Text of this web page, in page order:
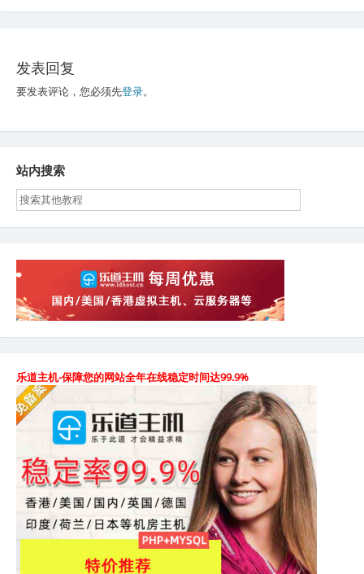
导
发表回复
要发表评论，您必须先登录。
站内搜索
乐道主机-保障您的网站全年在线稳定时间达99.9%